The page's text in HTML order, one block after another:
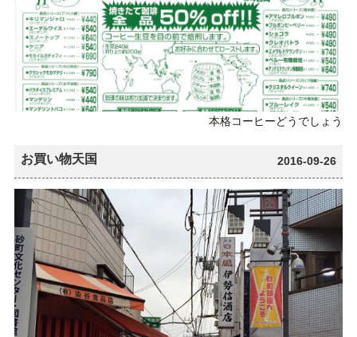
本格コーヒーどうでしょう
お買い物天国 2016-09-26